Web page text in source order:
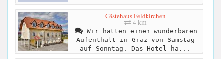
Gästehaus Feldkirchen
4 km
Wir hatten einen wunderbaren
Aufenthalt in Graz von Samstag
auf Sonntag. Das Hotel ha...